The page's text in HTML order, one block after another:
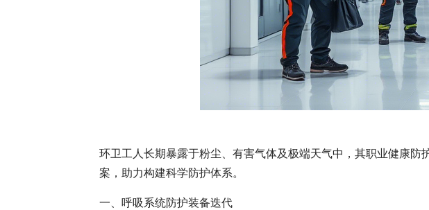
环卫工人长期暴露于粉尘、有害气体及极端天气中，其职业健康
案，助力构建科学防护体系。
一、呼吸系统防护装备迭代